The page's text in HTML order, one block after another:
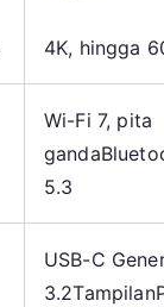
4K, hingga
Wi-Fi 7, pita
5.3
USB-C